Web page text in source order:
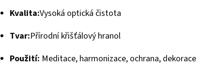
Kvalita:Vysoká optická čistota
Tvar:Přírodní křišťálový hranol
Použití: Meditace, harmonizace, ochrana, dekorace